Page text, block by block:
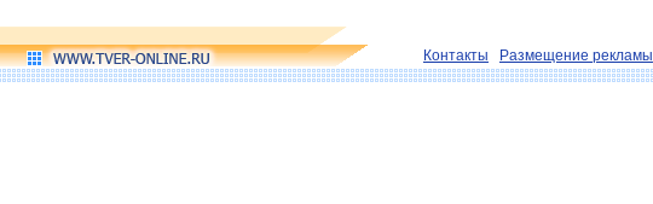
Контакты Размещение рекламы